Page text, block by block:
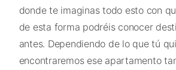
donde te imaginas todo esto con
de esta forma podréis conocer
antes. Dependiendo de lo que tú
encontraremos ese apartamento